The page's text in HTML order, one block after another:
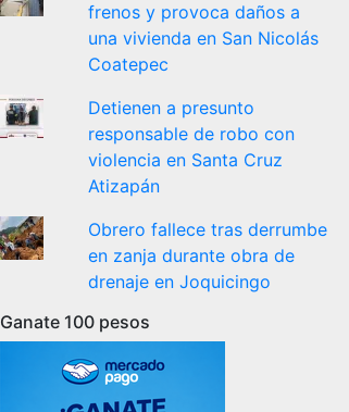
frenos y provoca daños a
una vivienda en San Nicolás
Coatepec
Detienen a presunto
responsable de robo con
violencia en Santa Cruz
Atizapán
Obrero fallece tras derrumbe
en zanja durante obra de
drenaje en Joquicingo
Ganate 100 pesos